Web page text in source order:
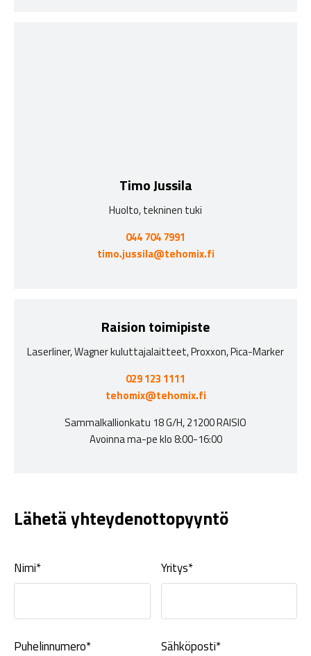
Timo Jussila
Huolto, tekninen tuki
044 704 7991
timo.jussila@tehomix.fi
Raision toimipiste
Laserliner, Wagner kuluttajalaitteet, Proxxon, Pica-Marker
029 123 1111
tehomix@tehomix.fi
Sammalkallionkatu 18 G/H, 21200 RAISIO
Avoinna ma-pe klo 8:00-16:00
Lähetä yhteydenottopyyntö
Nimi* Yritys*
Puhelinnumero* Sähköposti*